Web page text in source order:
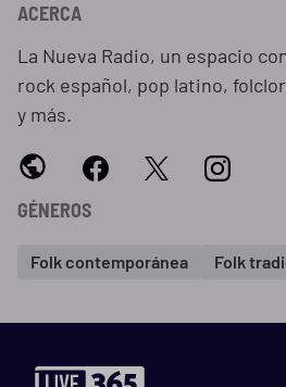
ACERCA
La Nueva Radio, un espacio
rock español, pop latino,
y más.
GÉNEROS
Folk contemporánea Folk